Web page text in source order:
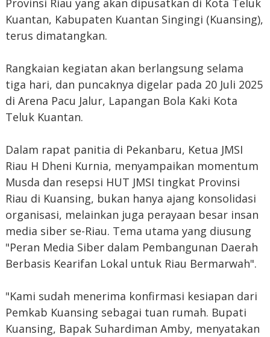
Provinsi Riau yang akan dipusatkan di Kota Teluk
Kuantan, Kabupaten Kuantan Singingi (Kuansing),
terus dimatangkan.
Rangkaian kegiatan akan berlangsung selama
tiga hari, dan puncaknya digelar pada 20 Juli 2025
di Arena Pacu Jalur, Lapangan Bola Kaki Kota
Teluk Kuantan.
Dalam rapat panitia di Pekanbaru, Ketua JMSI
Riau H Dheni Kurnia, menyampaikan momentum
Musda dan resepsi HUT JMSI tingkat Provinsi
Riau di Kuansing, bukan hanya ajang konsolidasi
organisasi, melainkan juga perayaan besar insan
media siber se-Riau. Tema utama yang diusung
"Peran Media Siber dalam Pembangunan Daerah
Berbasis Kearifan Lokal untuk Riau Bermarwah".
"Kami sudah menerima konfirmasi kesiapan dari
Pemkab Kuansing sebagai tuan rumah. Bupati
Kuansing, Bapak Suhardiman Amby, menyatakan